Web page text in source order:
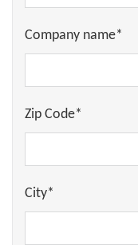
Company name*
Zip Code*
City*